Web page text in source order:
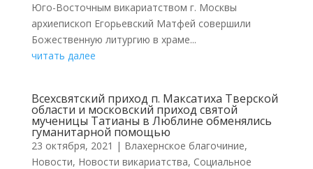
Юго-Восточным викариатством г. Москвы
архиепископ Егорьевский Матфей совершили
Божественную литургию в храме...
читать далее
Всехсвятский приход п. Максатиха Тверской
области и московский приход святой
мученицы Татианы в Люблине обменялись
гуманитарной помощью
23 октября, 2021 | Влахернское благочиние,
Новости, Новости викариатства, Социальное